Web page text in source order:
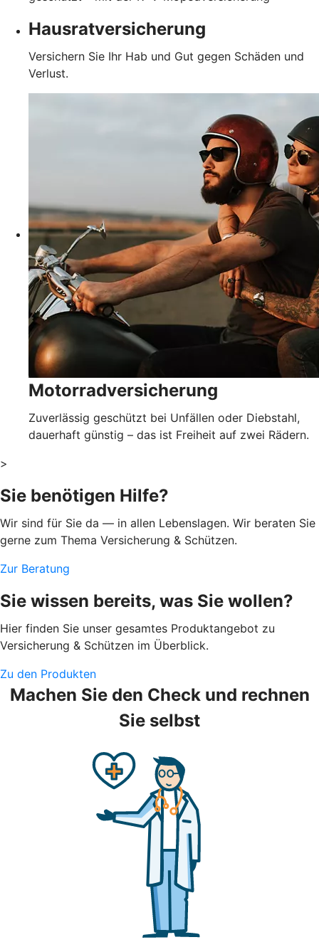
Hausratversicherung
Versichern Sie Ihr Hab und Gut gegen Schäden und
Verlust.
Motorradversicherung
Zuverlässig geschützt bei Unfällen oder Diebstahl,
dauerhaft günstig – das ist Freiheit auf zwei Rädern.
>
Sie benötigen Hilfe?
Wir sind für Sie da — in allen Lebenslagen. Wir beraten Sie
gerne zum Thema Versicherung & Schützen.
Zur Beratung
Sie wissen bereits, was Sie wollen?
Hier finden Sie unser gesamtes Produktangebot zu
Versicherung & Schützen im Überblick.
Zu den Produkten
Machen Sie den Check und rechnen
Sie selbst